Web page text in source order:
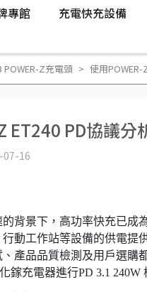
專館 充電快充設備
POWER-Z充電頭 使用
ET240 PD協議
07-16
背景下，高功率快充已成
動工作站等設備的供電提
產品品質檢測及用戶選購
鎵充電器進行PD 3.1 240W